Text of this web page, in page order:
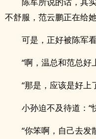
不舒服，范云鹏正在给她
可是，正好被陈军看
“啊，温总和范总好
“那是，应该是好上
小孙迫不及待道：“
“你笨啊，自己去发